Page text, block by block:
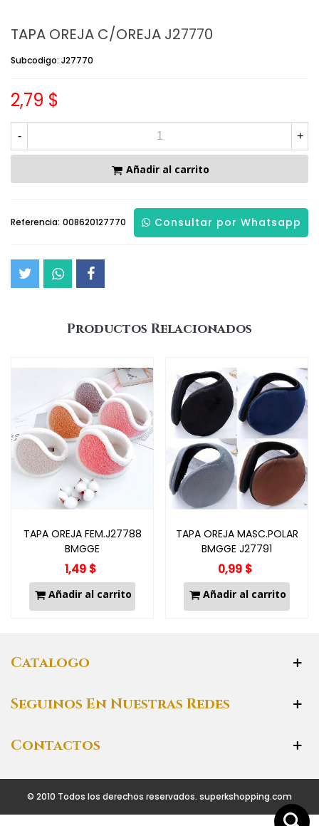
TAPA OREJA C/OREJA J27770
Subcodigo: J27770
2,79 $
- +
Añadir al carrito
Referencia: 008620127770 Consultar por Whatsapp
Productos Relacionados
TAPA OREJA FEM.J27788
BMGGE
1,49 $
Añadir al carrito
TAPA OREJA MASC.POLAR
BMGGE J27791
0,99 $
Añadir al carrito
Catalogo
Seguinos En Nuestras Redes
Contactos
© 2010 Todos los derechos reservados. superkshopping.com